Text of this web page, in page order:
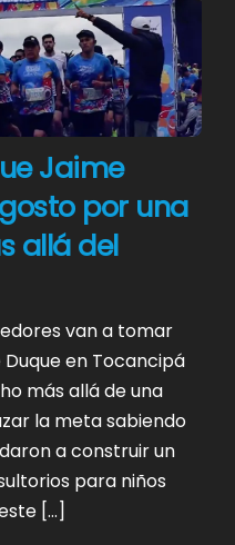
Jaime
por una
allá del
van a tomar
en Tocancipá
más allá de una
la meta sabiendo
a construir un
para niños
[…]